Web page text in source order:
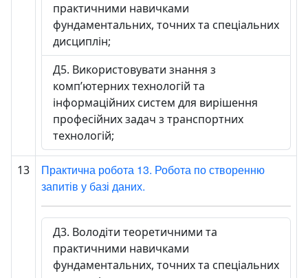
практичними навичками
фундаментальних, точних та спеціальних
дисциплін;
Д5. Використовувати знання з
комп’ютерних технологій та
інформаційних систем для вирішення
професійних задач з транспортних
технологій;
13
Практична робота 13. Робота по створенню
запитів у базі даних.
Д3. Володіти теоретичними та
практичними навичками
фундаментальних, точних та спеціальних